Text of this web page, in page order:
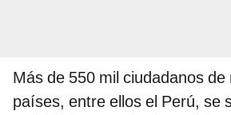
Más de 550 mil ciudadanos de
países, entre ellos el Perú, se